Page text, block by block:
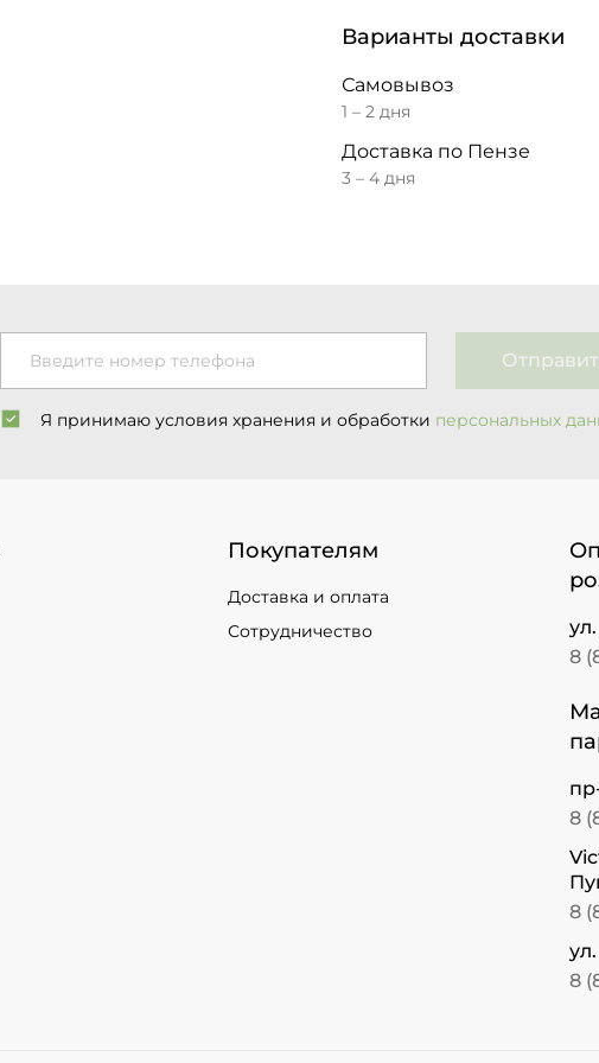
Варианты доставки
Самовывоз
1 – 2 дня
Доставка по Пензе
3 – 4 дня
Введите номер телефона
Я принимаю условия хранения и обработки персональных
Покупателям
Доставка и оплата
Сотрудничество
8
8
8
8